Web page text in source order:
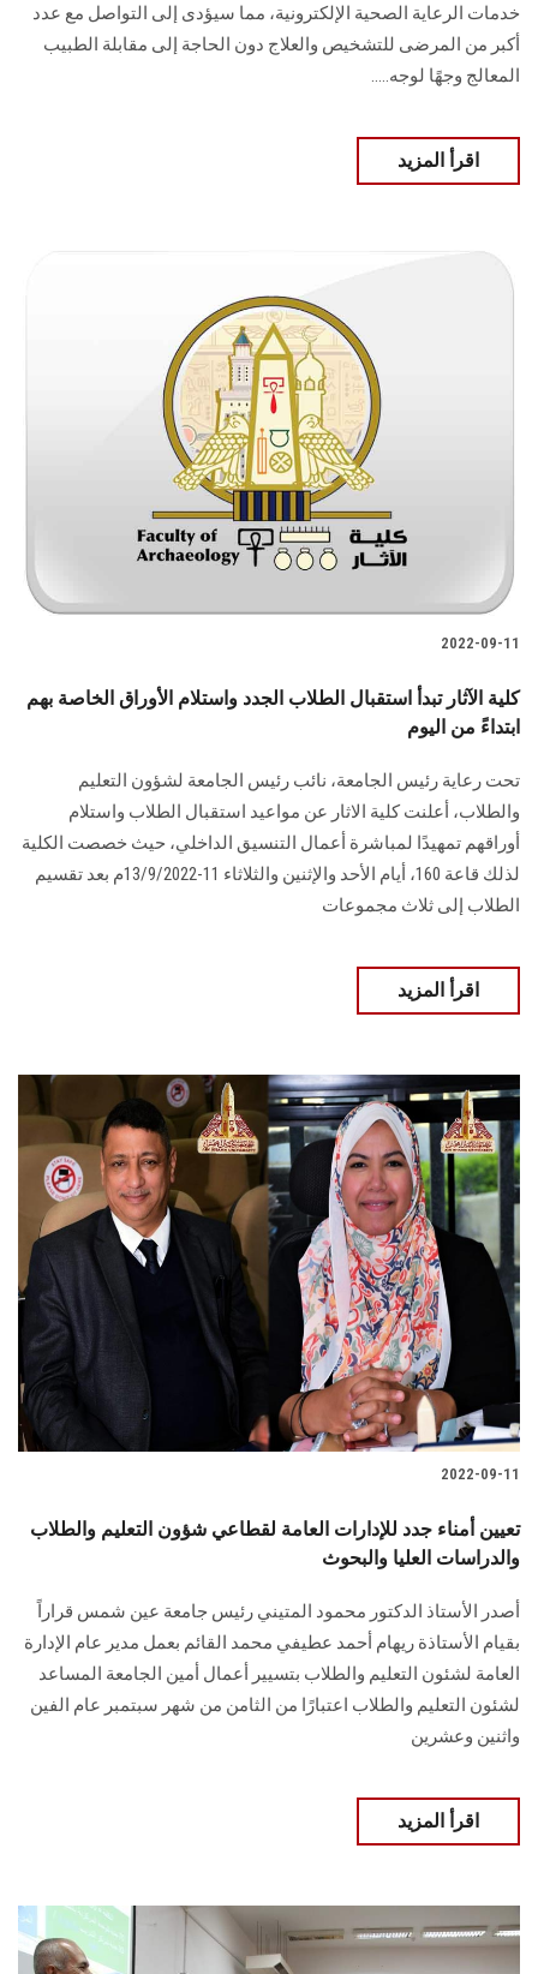
خدمات الرعاية الصحية الإلكترونية، مما سيؤدى إلى التواصل مع عدد
أكبر من المرضى للتشخيص والعلاج دون الحاجة إلى مقابلة الطبيب
المعالج وجهًا لوجه.....
اقرأ المزيد
2022-09-11
كلية الآثار تبدأ استقبال الطلاب الجدد واستلام الأوراق الخاصة بهم
ابتداءً من اليوم
تحت رعاية رئيس الجامعة، نائب رئيس الجامعة لشؤون التعليم
والطلاب، أعلنت كلية الاثار عن مواعيد استقبال الطلاب واستلام
أوراقهم تمهيدًا لمباشرة أعمال التنسيق الداخلي، حيث خصصت الكلية
لذلك قاعة 160، أيام الأحد والإثنين والثلاثاء 11-13/9/2022م بعد تقسيم
الطلاب إلى ثلاث مجموعات
اقرأ المزيد
2022-09-11
تعيين أمناء جدد للإدارات العامة لقطاعي شؤون التعليم والطلاب
والدراسات العليا والبحوث
أصدر الأستاذ الدكتور محمود المتيني رئيس جامعة عين شمس قراراً
بقيام الأستاذة ريهام أحمد عطيفي محمد القائم بعمل مدير عام الإدارة
العامة لشئون التعليم والطلاب بتسيير أعمال أمين الجامعة المساعد
لشئون التعليم والطلاب اعتبارًا من الثامن من شهر سبتمبر عام الفين
واثنين وعشرين
اقرأ المزيد